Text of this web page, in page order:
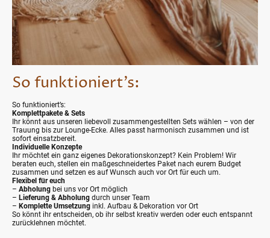
So funktioniert’s:
So funktioniert’s:
Komplettpakete & Sets
Ihr könnt aus unseren liebevoll zusammengestellten Sets wählen – von der
Trauung bis zur Lounge-Ecke. Alles passt harmonisch zusammen und ist
sofort einsatzbereit.
Individuelle Konzepte
Ihr möchtet ein ganz eigenes Dekorationskonzept? Kein Problem! Wir
beraten euch, stellen ein maßgeschneidertes Paket nach eurem Budget
zusammen und setzen es auf Wunsch auch vor Ort für euch um.
Flexibel für euch
– Abholung bei uns vor Ort möglich
– Lieferung & Abholung durch unser Team
– Komplette Umsetzung inkl. Aufbau & Dekoration vor Ort
So könnt ihr entscheiden, ob ihr selbst kreativ werden oder euch entspannt
zurücklehnen möchtet.